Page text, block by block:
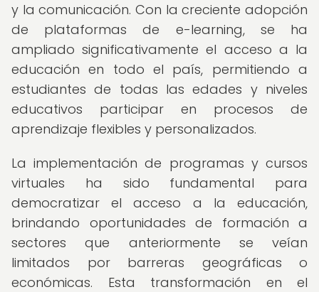
y la comunicación. Con la creciente adopción
de plataformas de e-learning, se ha
ampliado significativamente el acceso a la
educación en todo el país, permitiendo a
estudiantes de todas las edades y niveles
educativos participar en procesos de
aprendizaje flexibles y personalizados.
La implementación de programas y cursos
virtuales ha sido fundamental para
democratizar el acceso a la educación,
brindando oportunidades de formación a
sectores que anteriormente se veían
limitados por barreras geográficas o
económicas. Esta transformación en el